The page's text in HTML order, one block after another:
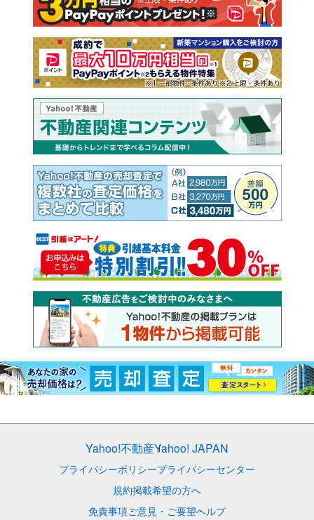
売却査定
Yahoo!不動産Yahoo! JAPAN
プライバシーポリシープライバシーセンター
規約掲載希望の方へ
免責事項ご意見・ご要望ヘルプ